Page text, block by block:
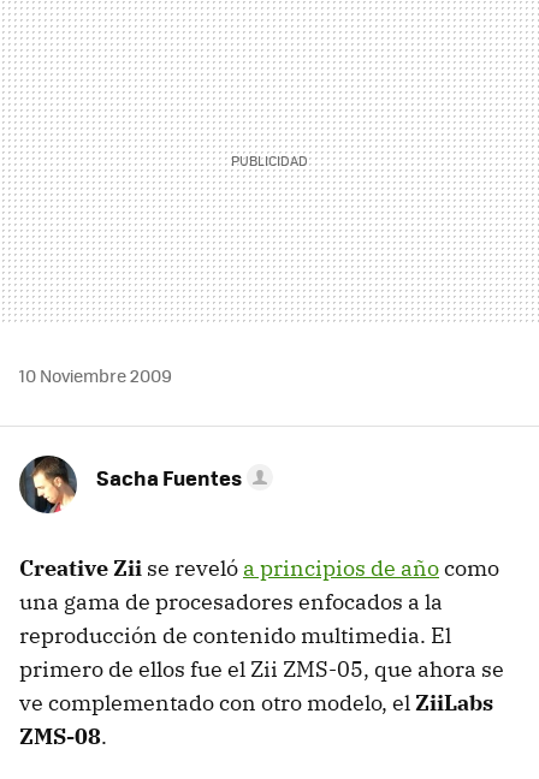
MAIL
10 Noviembre 2009
Sacha Fuentes
Creative Zii se reveló a principios de añocomo
una gama de procesadores enfocados a la
reproducción de contenido multimedia. El
primero de ellos fue el Zii ZMS-05, que ahora se
ve complementado con otro modelo, elZiiLabs
ZMS-08.